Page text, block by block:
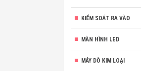
KIỂM SOÁT RA VÀO
MÀN HÌNH LED
MÁY DÒ KIM LOẠI